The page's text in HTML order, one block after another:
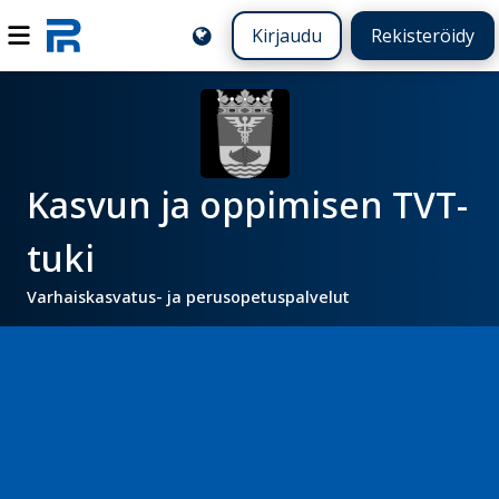
Kirjaudu Rekisteröidy
Kasvun ja oppimisen TVT-
tuki
Varhaiskasvatus- ja perusopetuspalvelut